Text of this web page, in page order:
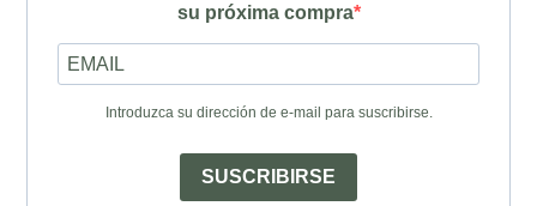
su próxima compra
Introduzca su dirección de e-mail para suscribirse.
SUSCRIBIRSE